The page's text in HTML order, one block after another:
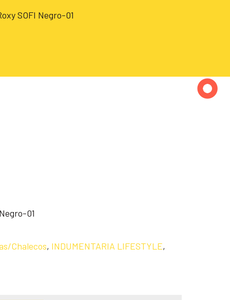
SOFI Negro-01
01
Chalecos, INDUMENTARIA LIFESTYLE,